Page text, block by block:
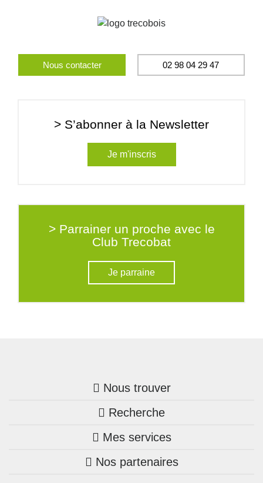
Nous contacter 02 98 04 29 47
> S’abonner à la Newsletter
Je m'inscris
> Parrainer un proche avec le
Club Trecobat
Je parraine
Nous trouver
Trouver une agence
Bretagne
Pays de la Loire
Recherche
Nos annonces
Maison + terrain
Mes services
Mon compte Trecobois
Nos partenaires